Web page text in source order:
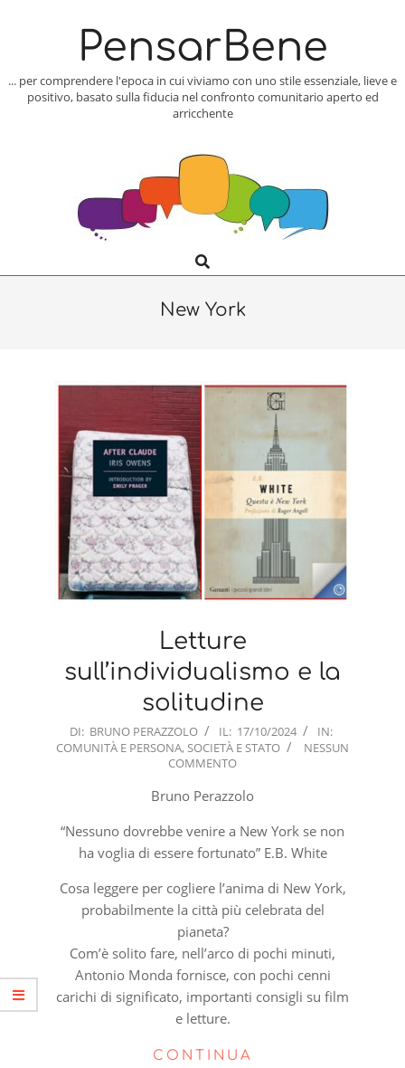
PensarBene
... per comprendere l'epoca in cui viviamo con uno stile essenziale, lieve e
positivo, basato sulla fiducia nel confronto comunitario aperto ed
arricchente
Navigation
Search
New York
Letture
sull’individualismo e la
solitudine
2024-
10-
DI: BRUNO PERAZZOLO IL: 17/10/2024
IN:
COMUNITÀ E PERSONA, SOCIETÀ E STATO
NESSUN
COMMENTO
Bruno Perazzolo
“Nessuno dovrebbe venire a New York se non
ha voglia di essere fortunato” E.B. White
Cosa leggere per cogliere l’anima di New York,
probabilmente la città più celebrata del
pianeta?
Com’è solito fare, nell’arco di pochi minuti,
Antonio Monda fornisce, con pochi cenni
carichi di significato, importanti consigli su film
e letture.
CONTINUA